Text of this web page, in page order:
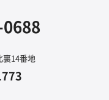
裏14番地